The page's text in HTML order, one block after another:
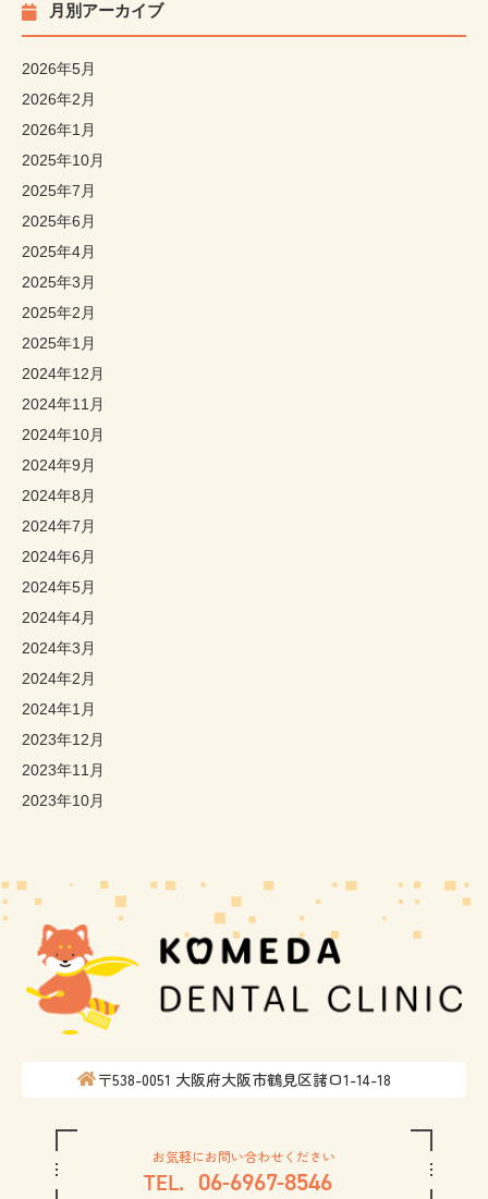
月別アーカイブ
2026年5月
2026年2月
2026年1月
2025年10月
2025年7月
2025年6月
2025年4月
2025年3月
2025年2月
2025年1月
2024年12月
2024年11月
2024年10月
2024年9月
2024年8月
2024年7月
2024年6月
2024年5月
2024年4月
2024年3月
2024年2月
2024年1月
2023年12月
2023年11月
2023年10月
〒538-0051 大阪府大阪市鶴見区諸口1-14-18
お気軽にお問い合わせください
06-6967-8546